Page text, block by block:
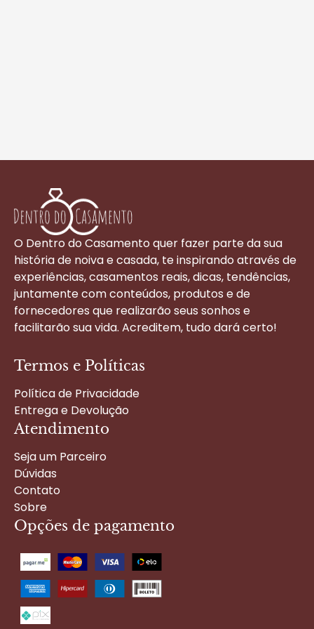
O Dentro do Casamento quer fazer parte da sua
história de noiva e casada, te inspirando através de
experiências, casamentos reais, dicas, tendências,
juntamente com conteúdos, produtos e de
fornecedores que realizarão seus sonhos e
facilitarão sua vida. Acreditem, tudo dará certo!
Termos e Políticas
Política de Privacidade
Entrega e Devolução
Atendimento
Seja um Parceiro
Dúvidas
Contato
Sobre
Opções de pagamento